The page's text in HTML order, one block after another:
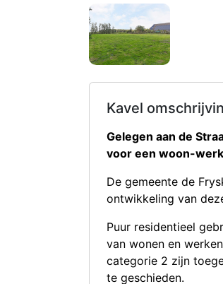
Kavel
Gelegen aan de
voor een woon-
De gemeente de
ontwikkeling van
Puur residentieel
van wonen en
categorie 2 zijn
te geschieden.